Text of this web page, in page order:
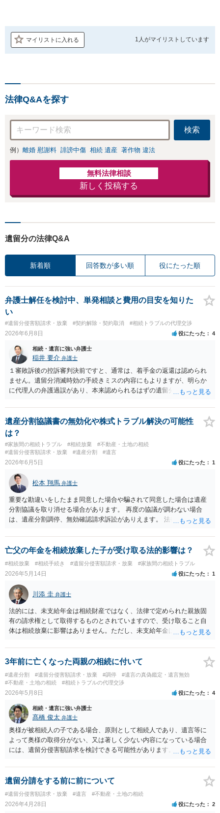
マイリストに入れる 1人がマイリストしています
法律Q&Aを探す
検索
例） 離婚 慰謝料 誹謗中傷 相続 遺産 著作物 違法
無料法律相談
新しく投稿する
遺留分の法律Q&A
新着順 回答数が多い順 役にたった順
弁護士解任を検討中、単発相談と費用の目安を知りた
い
#遺留分侵害額請求・放棄 #契約解除・契約取消 #相続トラブルの代理交渉
2026年6月8日 役にたった 4
相続・遺言に強い弁護士
稲井 要介 弁護士
１審敗訴後の控訴審判決前ですと、通常は、着手金の返還は認められ
ません。遺留分消滅時効の手続きミスの内容にもよりますが、明らか
に代理人の弁護過誤があり、本来認められるはずの遺留分侵害額請求
が考えられます。和解の余地があるかにもよりますが、このタイミン
グで中途解約しても、新たに受任してくれる弁護士がいるかどうか気
になるところです。弁護士に個別に相談した方が良いと思われます。
遺産分割協議書の無効化や株式トラブル解決の可能性
は？
#家族間の相続トラブル #相続放棄
#不動産・土地の相続
#遺留分侵害額請求・放棄
#遺産分割 #遺言
2026年6月5日 役にたった 1
松本 翔馬 弁護士
重要な勘違いをしたまま同意した場合や騙されて同意した場合は遺産
分割協議を取り消せる場合があります。 再度の協議が調わない場合
は、遺産分割調停、無効確認請求訴訟がありえます。 法律事務所で個
亡父の年金を相続放棄した子が受け取る法的影響は？
#相続放棄 #相続手続き #遺留分侵害額請求・放棄 #家族間の相続トラブル
2026年5月14日 役にたった 1
川添 圭 弁護士
法的には、未支給年金は相続財産ではなく、法律で定められた親族固
有の請求権として取得するものとされていますので、受け取ること自
体は相続放棄に影響はありません。ただし、未支給年金は年金受給口
引き出せるのか、引き出せたとして法定単純承認と誤解されて債権者
から相続放棄を争われるリスクをどう受け止めるか、といった問題だ
3年前に亡くなった両親の相続に付いて
#遺産分割 #遺留分侵害額請求・放棄 #調停
#遺言の真偽鑑定・遺言無効
#不動産・土地の相続
#相続トラブルの代理交渉
2026年5月8日 役にたった 4
相続・遺言に強い弁護士
髙橋 俊太 弁護士
奥様が被相続人の子である場合、原則として相続人であり、遺言等に
よって奥様の取得分がない、又は著しく少ない内容になっている場合
には、遺留分侵害額請求を検討できる可能性があります。ただし、
記の義務化に関する説明と混同されている可能性があります。相続登
記については、不動産を相続で取得したことを知った日から３年以内
に申請する義務があります。一方、遺留分侵害額請求は、相続開始お
よび遺留分を侵害する贈与・遺贈があったことを知った時から１年で
時効にかかります。また、相続開始から１０年が経過すると、認識の
遺留分請をする前に前について
#遺留分侵害額請求・放棄 #遺言 #不動産・土地の相続
2026年4月28日 役にたった 2